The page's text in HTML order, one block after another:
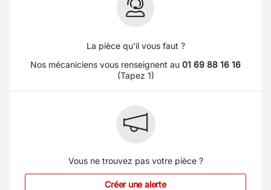
La pièce qu'il vous faut ?
Nos mécaniciens vous renseignent au 01 69 88 16 16
(Tapez 1)
Vous ne trouvez pas votre pièce ?
Créer une alerte